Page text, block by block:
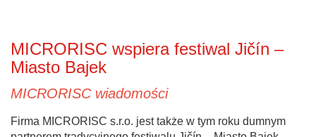
MICRORISC wspiera festiwal Jičín –
Miasto Bajek
MICRORISC wiadomości
Firma MICRORISC s.r.o. jest także w tym roku dumnym